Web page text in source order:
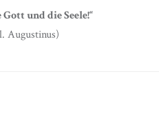
Gott und die Seele!“
Augustinus)